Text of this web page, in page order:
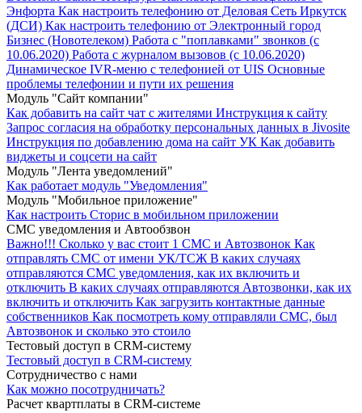
Энфорта Как настроить телефонию от Деловая Сеть Иркутск
(ДСИ) Как настроить телефонию от Электронный город
Бизнес (Новотелеком) Работа с "поплавками" звонков (с
10.06.2020) Работа с журналом вызовов (с 10.06.2020)
Динамическое IVR-меню с телефонией от UIS Основные
проблемы телефонии и пути их решения
Модуль "Cайт компании"
Как добавить на сайт чат с жителями Инструкция к сайту
Запрос согласия на обработку персональных данных в Jivosite
Инструкция по добавлению дома на сайт УК Как добавить
виджеты и соцсети на сайт
Модуль "Лента уведомлений"
Как работает модуль "Уведомления"
Модуль "Мобильное приложение"
Как настроить Сторис в мобильном приложении
СМС уведомления и Автообзвон
Важно!!! Сколько у вас стоит 1 СМС и Автозвонок Как
отправлять СМС от имени УК/ТСЖ В каких случаях
отправляются СМС уведомления, как их включить и
отключить В каких случаях отправляются Автозвонки, как их
включить и отключить Как загрузить контактные данные
собственников Как посмотреть кому отправляли СМС, был
Автозвонок и сколько это стоило
Тестовый доступ в CRM-систему
Тестовый доступ в CRM-систему
Сотрудничество с нами
Как можно посотрудничать?
Расчет квартплаты в CRM-системе